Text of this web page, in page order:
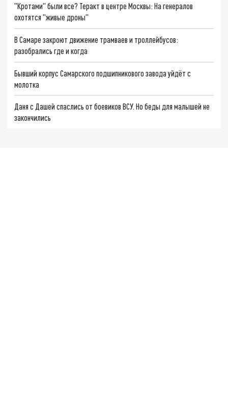
"Кротами" были все? Теракт в центре Москвы: На генералов
охотятся "живые дроны"
В Самаре закроют движение трамваев и троллейбусов:
разобрались где и когда
Бывший корпус Самарского подшипникового завода уйдёт с
молотка
Даня с Дашей спаслись от боевиков ВСУ. Но беды для малышей не
закончились